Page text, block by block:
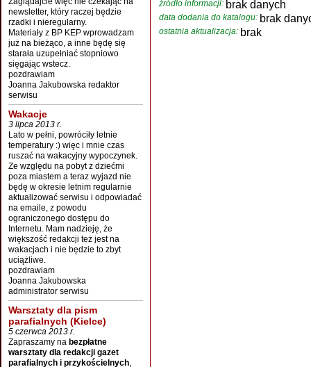
newsletter, który raczej będzie
rzadki i nieregularny.
Materiały z BP KEP wprowadzam
już na bieżąco, a inne będę się
starała uzupełniać stopniowo
sięgając wstecz.
pozdrawiam
Joanna Jakubowska redaktor
serwisu
Wakacje
3 lipca 2013 r.
Lato w pełni, powróciły letnie
temperatury :) więc i mnie czas
ruszać na wakacyjny wypoczynek.
Ze względu na pobyt z dziećmi
poza miastem a teraz wyjazd nie
będę w okresie letnim regularnie
aktualizować serwisu i odpowiadać
na emaile, z powodu
ograniczonego dostępu do
Internetu. Mam nadzieję, że
większość redakcji też jest na
wakacjach i nie będzie to zbyt
uciążliwe.
pozdrawiam
Joanna Jakubowska
administrator serwisu
Warsztaty dla pism
parafialnych (Kielce)
5 czerwca 2013 r.
Zapraszamy na bezpłatne
warsztaty dla redakcji gazet
parafialnych i przykościelnych,
źródło informacji: brak danych
data dodania do katalogu: brak
ostatnia aktualizacja: brak